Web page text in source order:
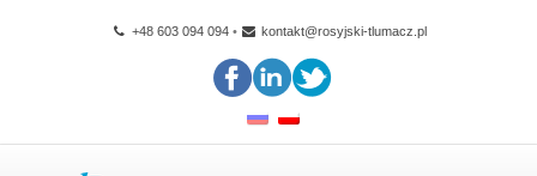
+48 603 094 094• kontakt@rosyjski-tlumacz.pl